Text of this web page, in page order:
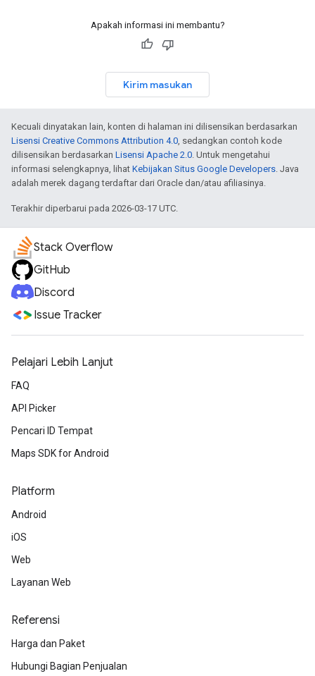
Apakah informasi ini membantu?
Kirim masukan
Kecuali dinyatakan lain, konten di halaman ini dilisensikan berdasarkan
Lisensi Creative Commons Attribution 4.0 , sedangkan contoh kode
dilisensikan berdasarkan Lisensi Apache 2.0 . Untuk mengetahui
informasi selengkapnya, lihat Kebijakan Situs Google Developers . Java
adalah merek dagang terdaftar dari Oracle dan/atau afiliasinya.
Terakhir diperbarui pada 2026-03-17 UTC.
Stack Overflow
GitHub
Discord
Issue Tracker
Pelajari Lebih Lanjut
FAQ
API Picker
Pencari ID Tempat
Maps SDK for Android
Platform
Android
iOS
Web
Layanan Web
Referensi
Harga dan Paket
Hubungi Bagian Penjualan